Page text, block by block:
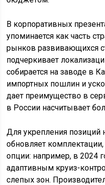
В корпоративных
упоминается как часть
рынков развивающихся
подчеркивает
собирается на заводе в
импортных пошлин и
дает преимущество в
в России насчитывает
Для укрепления позиций
обновляет
опции: например, в 2024
адаптивным круиз-
слепых зон.